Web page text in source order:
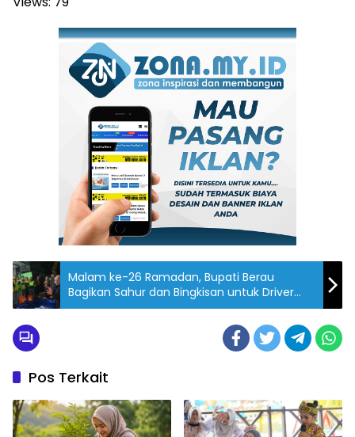
Malam ke-26 Ramadan, Bupati Berau
Bagikan Sahur dan Bingkisan untuk Driver
Ojol
Pos Terkait